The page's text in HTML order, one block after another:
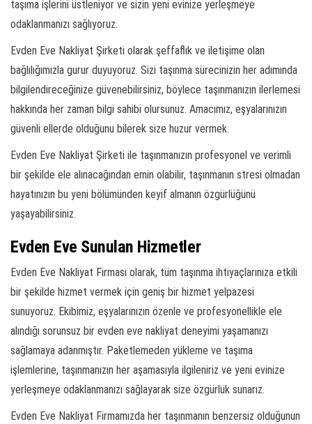
taşıma işlerini üstleniyor ve sizin yeni evinize yerleşmeye
odaklanmanızı sağlıyoruz.
Evden Eve Nakliyat Şirketi olarak şeffaflık ve iletişime olan
bağlılığımızla gurur duyuyoruz. Sizi taşınma sürecinizin her adımında
bilgilendireceğinize güvenebilirsiniz, böylece taşınmanızın ilerlemesi
hakkında her zaman bilgi sahibi olursunuz. Amacımız, eşyalarınızın
güvenli ellerde olduğunu bilerek size huzur vermek.
Evden Eve Nakliyat Şirketi ile taşınmanızın profesyonel ve verimli
bir şekilde ele alınacağından emin olabilir, taşınmanın stresi olmadan
hayatınızın bu yeni bölümünden keyif almanın özgürlüğünü
yaşayabilirsiniz.
Evden Eve Sunulan Hizmetler
Evden Eve Nakliyat Firması olarak, tüm taşınma ihtiyaçlarınıza etkili
bir şekilde hizmet vermek için geniş bir hizmet yelpazesi
sunuyoruz. Ekibimiz, eşyalarınızın özenle ve profesyonellikle ele
alındığı sorunsuz bir evden eve nakliyat deneyimi yaşamanızı
sağlamaya adanmıştır. Paketlemeden yükleme ve taşıma
işlemlerine, taşınmanızın her aşamasıyla ilgileniriz ve yeni evinize
yerleşmeye odaklanmanızı sağlayarak size özgürlük sunarız.
Evden Eve Nakliyat Firmamızda her taşınmanın benzersiz olduğunun